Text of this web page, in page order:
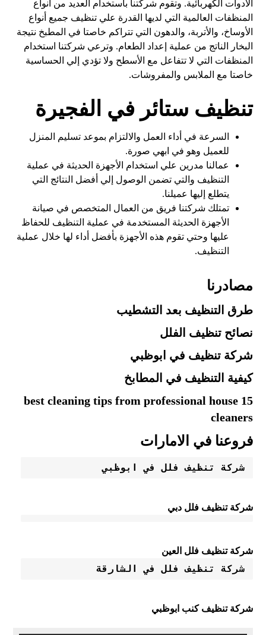
الأدوات الكهربائية. وتقوم شركتنا باستخدام العديد من أنواع
المنظفات العالمية التي لديها القدرة علي تنظيف جميع أنواع
الأوساخ، والأتربة، والدهون التي تتراكم خاصتا في المطبخ نتيجة
البخار الناتج من عملية إعداد الطعام. وترعي شركتنا استخدام
المنظفات التي لا تتفاعل مع الأسطح ولا تؤدي إلي الحساسية
خاصتا مع الملابس والمفروشات.
تنظيف ستائر في الفجيرة
السرعة في أداء العمل والالتزام بموعد تسليم المنزل
للعميل وهو في ابهي صورة.
عمالنا مدرين علي استخدام الأجهزة الحديثة في عملية
التنظيف والتي تضمن الوصول إلي أفضل النتائج التي
يتطلع إليها عميلنا.
تمتلك شركتنا فريق من العمال المتخصص في صيانة
الأجهزة الحديثة المستخدمة في عملية التنظيف للحفاظ
عليها وحتي تقوم هذه الأجهزة بأفضل أداء لها خلال عملية
التنظيف.
مصادرنا
طرق التنظيف بعد التشطيب
نصائح تنظيف الفلل
شركة تنظيف في ابوظبي
كيفية التنظيف في المطابخ
15 best cleaning tips from professional house
cleaners
فروعنا في الامارات
شركة تنظيف فلل في ابوظبي
شركة تنظيف فلل دبي
شركة تنظيف فلل العين
شركة تنظيف فلل في الشارقة
شركة تنظيف كنب ابوظبي